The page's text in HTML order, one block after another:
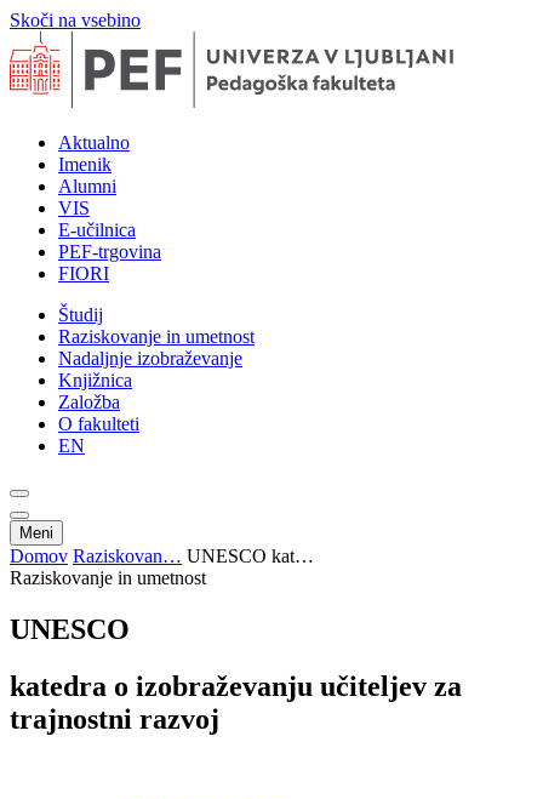
Skoči na vsebino
Aktualno
Imenik
Alumni
VIS
E-učilnica
PEF-trgovina
FIORI
Študij
Raziskovanje in umetnost
Nadaljnje izobraževanje
Knjižnica
Založba
O fakulteti
EN
Meni
Domov Raziskovan… UNESCO kat…
Raziskovanje in umetnost
UNESCO
katedra o izobraževanju učiteljev za
trajnostni razvoj